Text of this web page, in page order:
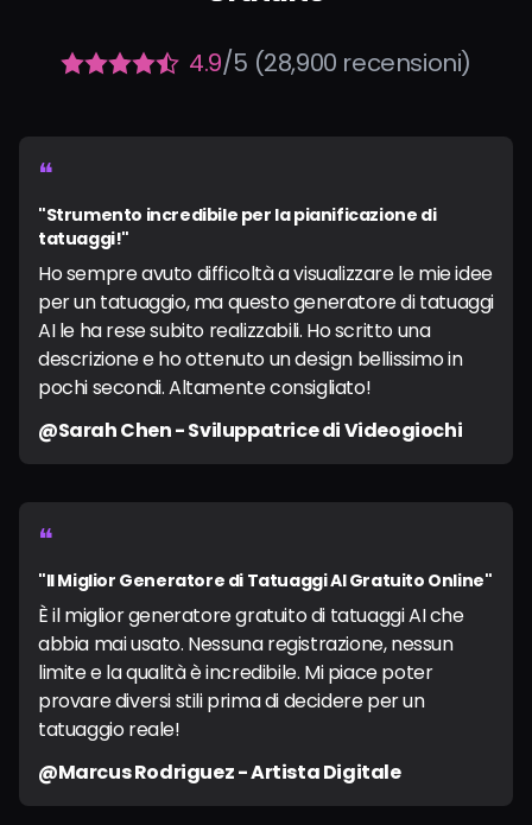
4.9/5 (28,900 recensioni)
❝
"Strumento incredibile per la pianificazione di
tatuaggi!"
Ho sempre avuto difficoltà a visualizzare le mie idee
per un tatuaggio, ma questo generatore di tatuaggi
AI le ha rese subito realizzabili. Ho scritto una
descrizione e ho ottenuto un design bellissimo in
pochi secondi. Altamente consigliato!
@Sarah Chen - Sviluppatrice di Videogiochi
❝
"Il Miglior Generatore di Tatuaggi AI Gratuito Online"
È il miglior generatore gratuito di tatuaggi AI che
abbia mai usato. Nessuna registrazione, nessun
limite e la qualità è incredibile. Mi piace poter
provare diversi stili prima di decidere per un
tatuaggio reale!
@Marcus Rodriguez - Artista Digitale